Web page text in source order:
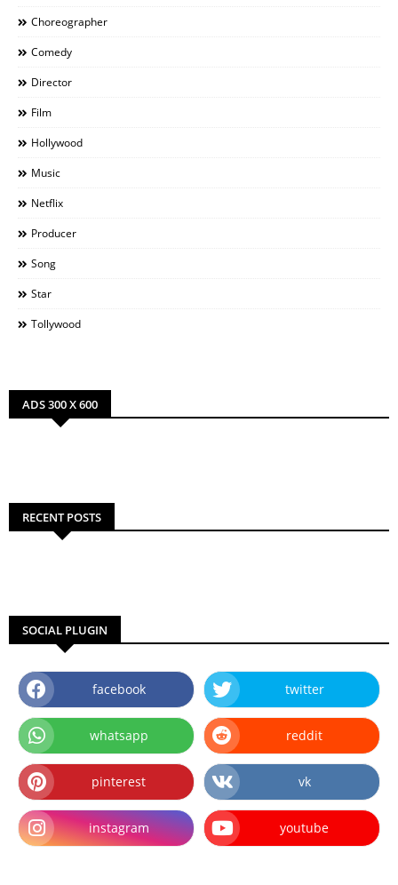
Choreographer
Comedy
Director
Film
Hollywood
Music
Netflix
Producer
Song
Star
Tollywood
ADS 300 X 600
RECENT POSTS
SOCIAL PLUGIN
facebook twitter
whatsapp reddit
pinterest vk
instagram youtube